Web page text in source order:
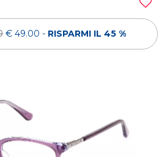
€ 49.00 - RISPARMI IL 45 %